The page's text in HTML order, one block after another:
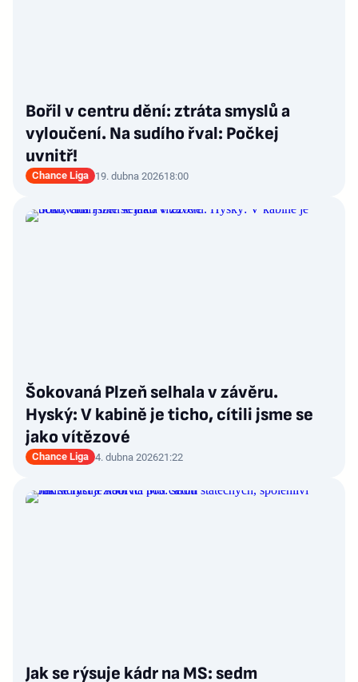
Bořil v centru dění: ztráta smyslů a
vyloučení. Na sudího řval: Počkej
uvnitř!
Chance Liga 19. dubna 202618:00
Šokovaná Plzeň selhala v závěru.
Hyský: V kabině je ticho, cítili jsme se
jako vítězové
Chance Liga 4. dubna 202621:22
Jak se rýsuje kádr na MS: sedm